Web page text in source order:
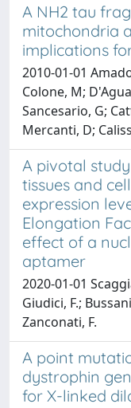
A NH2 tau
mitochondria
implications
2010-01-01
Colone, M;
Sancesario, G;
Mercanti, D;
A pivotal
tissues and
expression
Elongation
effect of a
aptamer
2020-01-01
Giudici, F.;
Zanconati, F.
A point
dystrophin
for X-linked